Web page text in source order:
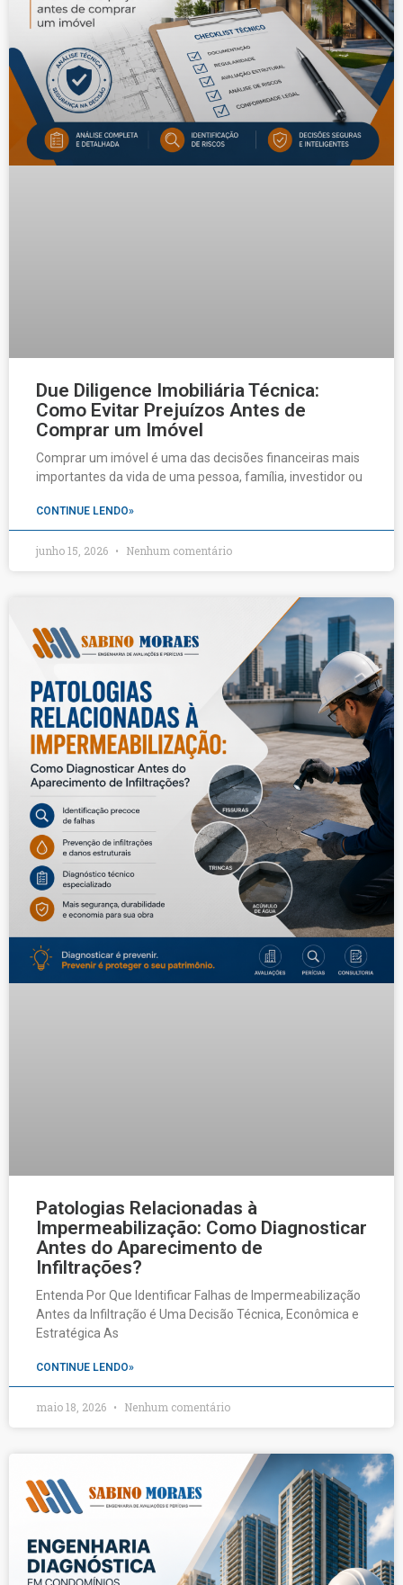
Due Diligence Imobiliária Técnica:
Como Evitar Prejuízos Antes de
Comprar um Imóvel
Comprar um imóvel é uma das decisões financeiras mais
importantes da vida de uma pessoa, família, investidor ou
CONTINUE LENDO»
junho 15, 2026 Nenhum comentário
Patologias Relacionadas à
Impermeabilização: Como Diagnosticar
Antes do Aparecimento de
Infiltrações?
Entenda Por Que Identificar Falhas de Impermeabilização
Antes da Infiltração é Uma Decisão Técnica, Econômica e
Estratégica As
CONTINUE LENDO»
maio 18, 2026 Nenhum comentário